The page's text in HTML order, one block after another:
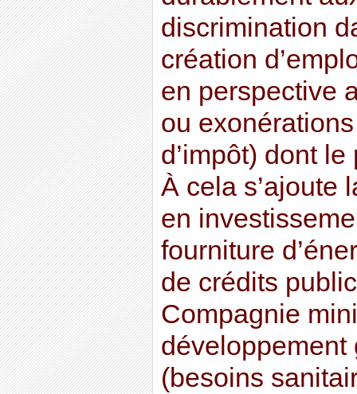
discrimination
création
en perspective
ou
d’impôt) dont
À cela s’ajoute
en
fourniture
de crédits
Compagnie
développement
(besoins